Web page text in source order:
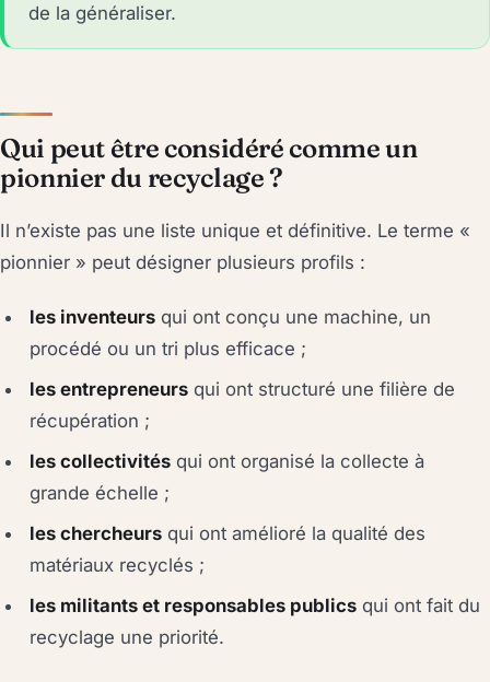
de la généraliser.
Qui peut être considéré comme un
pionnier du recyclage ?
Il n’existe pas une liste unique et définitive. Le terme «
pionnier » peut désigner plusieurs profils :
les inventeurs qui ont conçu une machine, un
procédé ou un tri plus efficace ;
les entrepreneurs qui ont structuré une filière de
récupération ;
les collectivités qui ont organisé la collecte à
grande échelle ;
les chercheurs qui ont amélioré la qualité des
matériaux recyclés ;
les militants et responsables publics qui ont fait du
recyclage une priorité.